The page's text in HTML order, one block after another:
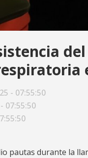
- 07:55:50
07:55:50
pautas durante la